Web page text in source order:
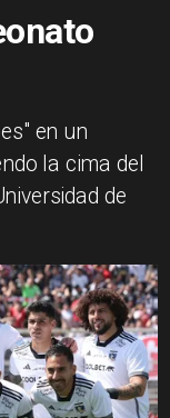
en un
la cima del
de